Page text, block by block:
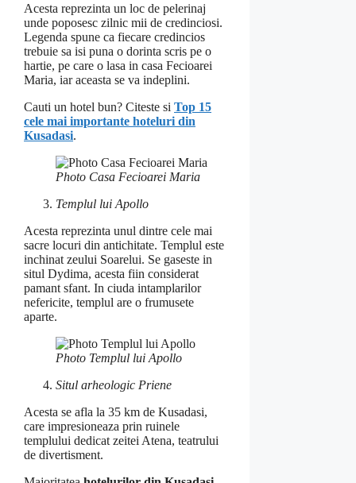
Acesta reprezinta un loc de pelerinaj
unde poposesc zilnic mii de credinciosi.
Legenda spune ca fiecare credincios
trebuie sa isi puna o dorinta scris pe o
hartie, pe care o lasa in casa Fecioarei
Maria, iar aceasta se va indeplini.
Cauti un hotel bun? Citeste si Top 15
cele mai importante hoteluri din
Kusadasi.
Photo Casa Fecioarei Maria
Templul lui Apollo
Acesta reprezinta unul dintre cele mai
sacre locuri din antichitate. Templul este
inchinat zeului Soarelui. Se gaseste in
situl Dydima, acesta fiin considerat
pamant sfant. In ciuda intamplarilor
nefericite, templul are o frumusete
aparte.
Photo Templul lui Apollo
Situl arheologic Priene
Acesta se afla la 35 km de Kusadasi,
care impresioneaza prin ruinele
templului dedicat zeitei Atena, teatrului
de divertisment.